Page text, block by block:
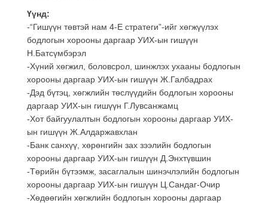
Үүнд:
-“Гишүүн төвтэй нам 4-E стратеги”-ийг хөгжүүлэх
бодлогын хорооны даргаар УИХ-ын гишүүн
Н.Батсүмбэрэл
-Хүний хөгжил, боловсрол, шинжлэх ухааны бодлогын
хорооны даргаар УИХ-ын гишүүн Ж.Галбадрах
-Дэд бүтэц, хөгжлийн төслүүдийн бодлогын хорооны
даргаар УИХ-ын гишүүн Г.Лувсанжамц
-Хот байгуулалтын бодлогын хорооны даргаар УИХ-
ын гишүүн Ж.Алдаржавхлан
-Банк санхүү, хөрөнгийн зах зээлийн бодлогын
хорооны даргаар УИХ-ын гишүүн Д.Энхтүвшин
-Төрийн бүтээмж, засаглалын шинэчлэлийн бодлогын
хорооны даргаар УИХ-ын гишүүн Ц.Сандаг-Очир
-Хөдөөгийн хөгжлийн бодлогын хорооны даргаар